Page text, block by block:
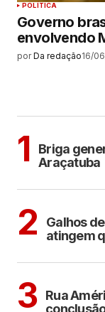
POLÍTICA
Governo
envolvendo
por Da redação16/
1
Briga
Araçatuba
2
Galhos
atingem
3 Rua